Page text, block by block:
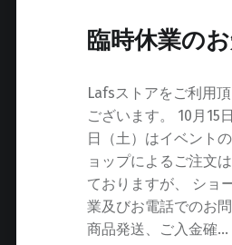
臨時休業の
Lafsストアをご利用
ございます。 10月15
日（土）はイベント
ョップによるご注文
ておりますが、 ショ
業及びお電話でのお問
商品発送、ご入金確…